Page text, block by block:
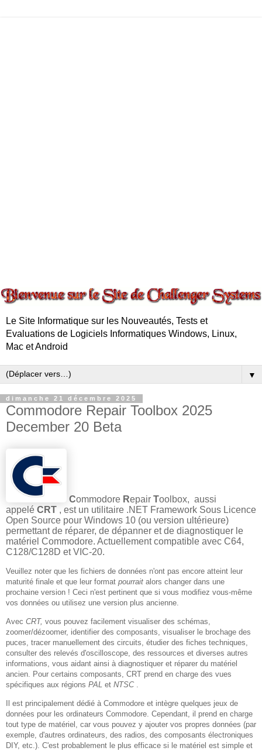
Le Site Informatique sur les Nouveautés, Tests et
Evaluations de Logiciels Informatiques Windows, Linux,
Mac et Android
▼
dimanche 21 décembre 2025
Commodore Repair Toolbox 2025
December 20 Beta
Commodore Repair Toolbox, aussi
appelé CRT , est un utilitaire .NET Framework Sous Licence
Open Source pour Windows 10 (ou version ultérieure)
permettant de réparer, de dépanner et de diagnostiquer le
matériel Commodore. Actuellement compatible avec C64,
C128/C128D et VIC-20.
Veuillez noter que les fichiers de données n'ont pas encore atteint leur
maturité finale et que leur format pourrait alors changer dans une
prochaine version ! Ceci n'est pertinent que si vous modifiez vous-même
vos données ou utilisez une version plus ancienne.
Avec CRT, vous pouvez facilement visualiser des schémas,
zoomer/dézoomer, identifier des composants, visualiser le brochage des
puces, tracer manuellement des circuits, étudier des fiches techniques,
consulter des relevés d'oscilloscope, des ressources et diverses autres
informations, vous aidant ainsi à diagnostiquer et réparer du matériel
ancien. Pour certains composants, CRT prend en charge des vues
spécifiques aux régions PAL et NTSC .
Il est principalement dédié à Commodore et intègre quelques jeux de
données pour les ordinateurs Commodore. Cependant, il prend en charge
tout type de matériel, car vous pouvez y ajouter vos propres données (par
exemple, d'autres ordinateurs, des radios, des composants électroniques
DIY, etc.). C'est probablement le plus efficace si le matériel est simple et